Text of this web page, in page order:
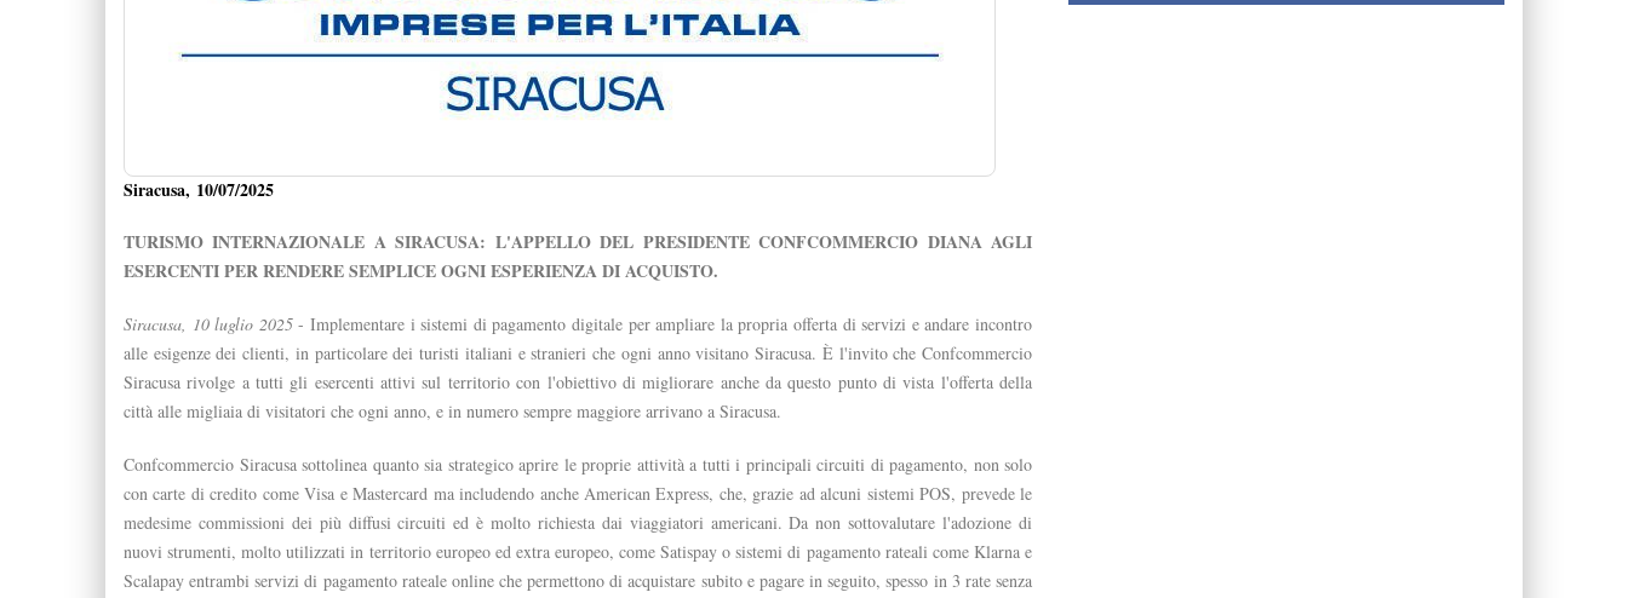
Siracusa, 10/07/2025
TURISMO INTERNAZIONALE A SIRACUSA: L'APPELLO DEL PRESIDENTE CONFCOMMERCIO DIANA AGLI
ESERCENTI PER RENDERE SEMPLICE OGNI ESPERIENZA DI ACQUISTO.
Siracusa, 10 luglio 2025- Implementare i sistemi di pagamento digitale per ampliare la propria offerta di servizi e andare incontro
alle esigenze dei clienti, in particolare dei turisti italiani e stranieri che ogni anno visitano Siracusa. È l'invito che Confcommercio
Siracusa rivolge a tutti gli esercenti attivi sul territorio con l'obiettivo di migliorare anche da questo punto di vista l'offerta della
città alle migliaia di visitatori che ogni anno, e in numero sempre maggiore arrivano a Siracusa.
Confcommercio Siracusa sottolinea quanto sia strategico aprire le proprie attività a tutti i principali circuiti di pagamento, non solo
con carte di credito come Visa e Mastercard ma includendo anche American Express, che, grazie ad alcuni sistemi POS, prevede le
medesime commissioni dei più diffusi circuiti ed è molto richiesta dai viaggiatori americani. Da non sottovalutare l'adozione di
nuovi strumenti, molto utilizzati in territorio europeo ed extra europeo, come Satispay o sistemi di pagamento rateali come Klarna e
Scalapay entrambi servizi di pagamento rateale online che permettono di acquistare subito e pagare in seguito, spesso in 3 rate senza